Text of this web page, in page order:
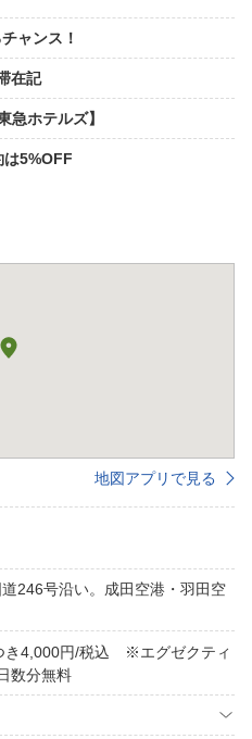
ャンス！
在記
急ホテルズ】
5%OFF
地図アプリで見る
246号沿い。成田空港・羽田空
き4,000円/税込 ※エグゼクティ
数分無料